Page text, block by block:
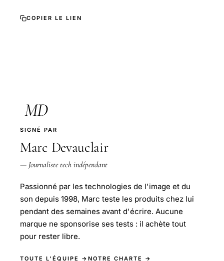
COPIER LE LIEN
MD
SIGNÉ PAR
Marc Devauclair
— Journaliste tech indépendant
Passionné par les technologies de l'image et du
son depuis 1998, Marc teste les produits chez lui
pendant des semaines avant d'écrire. Aucune
marque ne sponsorise ses tests : il achète tout
pour rester libre.
TOUTE L'ÉQUIPE → NOTRE CHARTE →